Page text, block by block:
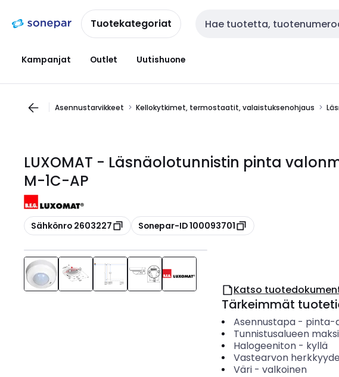
navigointiinsisältöönTuotekategoriat Haku
Kampanjat Outlet Uutishuone
Asennustarvikkeet Kellokytkimet, termostaatit, valaistuksenohjaus
LUXOMAT - Läsnäolotunnistin pinta
M-1C-AP
Kopioi
Sähkönro 2603227 Kopioi
Sonepar-ID 100093701
Katso
Tärkeimmät
Asennustapa- pinta-
Tunnistusalueen
Halogeeniton- kyllä
Vastearvon
Väri- valkoinen